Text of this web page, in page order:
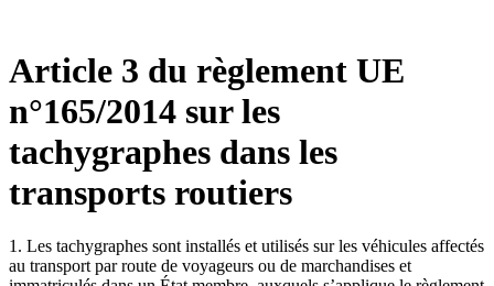
Article 3 du règlement UE
n°165/2014 sur les
tachygraphes dans les
transports routiers
1. Les tachygraphes sont installés et utilisés sur les véhicules affectés
au transport par route de voyageurs ou de marchandises et